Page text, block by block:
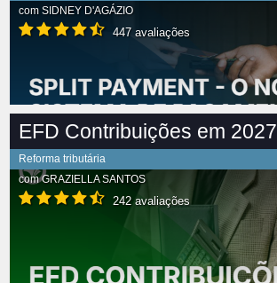
com SIDNEY D'AGÁZIO
447 avaliações
EFD Contribuições em 2027
Reforma tributária
comGRAZIELLA SANTOS
242 avaliações